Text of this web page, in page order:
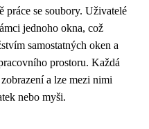
se soubory. Uživatelé
jednoho okna, což
samostatných oken a
prostoru. Každá
a lze mezi nimi
nebo myši.